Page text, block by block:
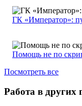
ГК «Император»:
Помощь не по
Посмотреть все
Работа в других